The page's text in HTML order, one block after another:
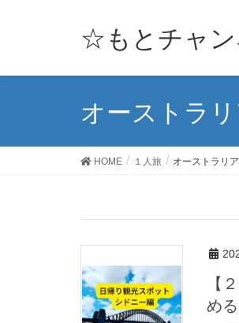
☆もとチャ
オーストラ
HOME １人旅 オーストラリア
【
め